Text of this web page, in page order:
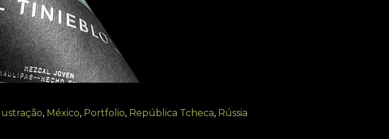
Ilustração, México, Portfolio, República Tcheca, Rússia